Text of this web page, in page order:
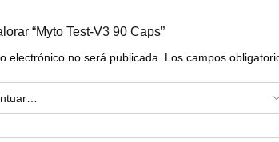
“Myto Test-V3 90 Caps”
electrónico no será publicada. Los campos